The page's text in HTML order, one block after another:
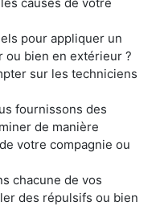
pour appliquer un
ou bien en extérieur ?
sur les techniciens
fournissons des
de manière
votre compagnie ou
chacune de vos
des répulsifs ou bien